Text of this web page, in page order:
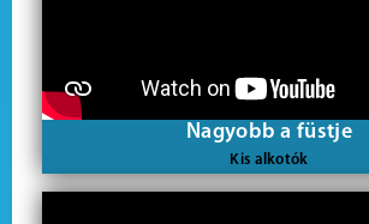
Nagyobb a füstje
Kis alkotók